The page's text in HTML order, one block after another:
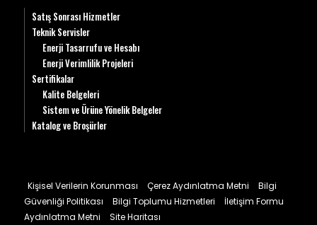
Satış Sonrası Hizmetler
Teknik Servisler
Enerji Tasarrufu ve Hesabı
Enerji Verimlilik Projeleri
Sertifikalar
Kalite Belgeleri
Sistem ve Ürüne Yönelik Belgeler
Katalog ve Broşürler
Kişisel Verilerin Korunması Çerez Aydınlatma Metni
Bilgi
Güvenliği Politikası
Bilgi Toplumu Hizmetleri
İletişim Formu
Aydınlatma Metni
Site Haritası